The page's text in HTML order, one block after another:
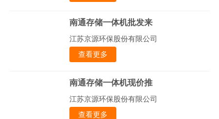
南通存储一体机批发来
江苏京源环保股份有限公司
查看更多
南通存储一体机现价推
江苏京源环保股份有限公司
查看更多